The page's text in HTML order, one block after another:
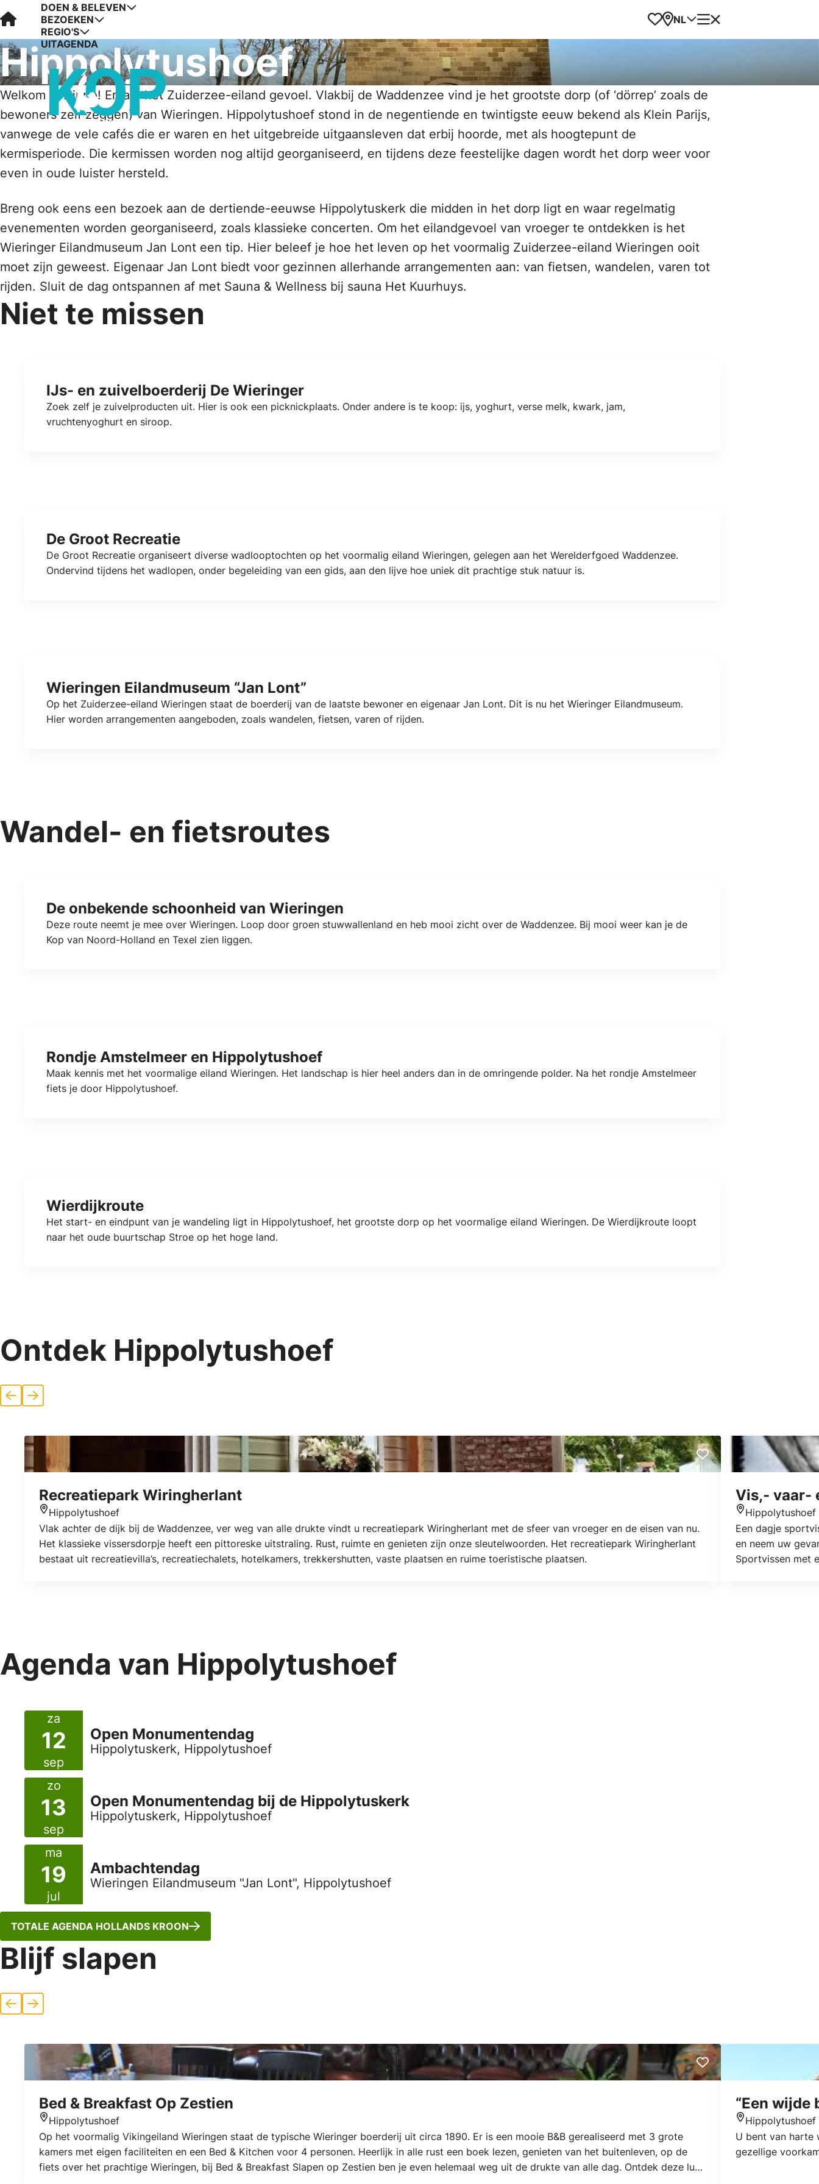
Visit Kop van Holland
DOEN & BELEVEN
BEZOEKEN
REGIO'S
UITAGENDA
Favorieten
Kaart
NL Menu
Hippolytushoef
Welkom in Hippo! Ervaar het Zuiderzee-eiland gevoel. Vlakbij de Waddenzee vind je het grootste dorp (of ‘dörrep’ zoals de
bewoners zelf zeggen) van Wieringen. Hippolytushoef stond in de negentiende en twintigste eeuw bekend als Klein Parijs,
vanwege de vele cafés die er waren en het uitgebreide uitgaansleven dat erbij hoorde, met als hoogtepunt de
kermisperiode. Die kermissen worden nog altijd georganiseerd, en tijdens deze feestelijke dagen wordt het dorp weer voor
even in oude luister hersteld.
Breng ook eens een bezoek aan de dertiende-eeuwse Hippolytuskerk die midden in het dorp ligt en waar regelmatig
evenementen worden georganiseerd, zoals klassieke concerten. Om het eilandgevoel van vroeger te ontdekken is het
Wieringer Eilandmuseum Jan Lont een tip. Hier beleef je hoe het leven op het voormalig Zuiderzee-eiland Wieringen ooit
moet zijn geweest. Eigenaar Jan Lont biedt voor gezinnen allerhande arrangementen aan: van fietsen, wandelen, varen tot
rijden. Sluit de dag ontspannen af met Sauna & Wellness bij sauna Het Kuurhuys.
Niet te missen
IJs- en zuivelboerderij De Wieringer
Zoek zelf je zuivelproducten uit. Hier is ook een picknickplaats. Onder andere is te koop: ijs, yoghurt, verse melk, kwark, jam,
vruchtenyoghurt en siroop.
De Groot Recreatie
De Groot Recreatie organiseert diverse wadlooptochten op het voormalig eiland Wieringen, gelegen aan het Werelderfgoed Waddenzee.
Ondervind tijdens het wadlopen, onder begeleiding van een gids, aan den lijve hoe uniek dit prachtige stuk natuur is.
Wieringen Eilandmuseum “Jan Lont”
Op het Zuiderzee-eiland Wieringen staat de boerderij van de laatste bewoner en eigenaar Jan Lont. Dit is nu het Wieringer Eilandmuseum.
Hier worden arrangementen aangeboden, zoals wandelen, fietsen, varen of rijden.
Wandel- en fietsroutes
De onbekende schoonheid van Wieringen
Deze route neemt je mee over Wieringen. Loop door groen stuwwallenland en heb mooi zicht over de Waddenzee. Bij mooi weer kan je de
Kop van Noord-Holland en Texel zien liggen.
Rondje Amstelmeer en Hippolytushoef
Maak kennis met het voormalige eiland Wieringen. Het landschap is hier heel anders dan in de omringende polder. Na het rondje Amstelmeer
fiets je door Hippolytushoef.
Wierdijkroute
Het start- en eindpunt van je wandeling ligt in Hippolytushoef, het grootste dorp op het voormalige eiland Wieringen. De Wierdijkroute loopt
naar het oude buurtschap Stroe op het hoge land.
Ontdek Hippolytushoef
VorigeVolgende
Recreatiepark Wiringherlant
Locatie
Hippolytushoef
Vlak achter de dijk bij de Waddenzee, ver weg van alle drukte vindt u recreatiepark Wiringherlant met de sfeer van vroeger en de eisen van nu.
Het klassieke vissersdorpje heeft een pittoreske uitstraling. Rust, ruimte en genieten zijn onze sleutelwoorden. Het recreatiepark Wiringherlant
bestaat uit recreatievilla’s, recreatiechalets, hotelkamers, trekkershutten, vaste plaatsen en ruime toeristische plaatsen.
Vis,- vaar-
Locatie
Hippolytushoef
Een dagje
en neem uw
Sportvissen met
Agenda van Hippolytushoef
za
12
sep
Open Monumentendag
Hippolytuskerk, Hippolytushoef
zo
13
sep
Open Monumentendag bij de Hippolytuskerk
Hippolytuskerk, Hippolytushoef
ma
19
jul
Ambachtendag
Wieringen Eilandmuseum "Jan Lont", Hippolytushoef
TOTALE AGENDA HOLLANDS KROON
Blijf slapen
VorigeVolgende
Bed & Breakfast Op Zestien
Locatie
Hippolytushoef
Op het voormalig Vikingeiland Wieringen staat de typische Wieringer boerderij uit circa 1890. Er is een mooie B&B gerealiseerd met 3 grote
kamers met eigen faciliteiten en een Bed & Kitchen voor 4 personen. Heerlijk in alle rust een boek lezen, genieten van het buitenleven, op de
fiets over het prachtige Wieringen, bij Bed & Breakfast Slapen op Zestien ben je even helemaal weg uit de drukte van alle dag. Ontdek deze luxe
“Een wijde
Locatie
Hippolytushoef
U bent van harte
gezellige